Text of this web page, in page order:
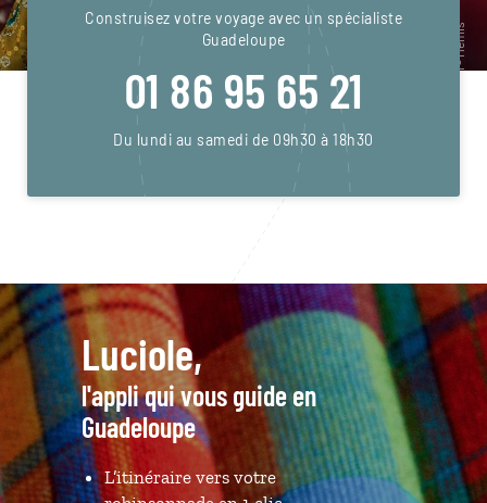
Construisez votre voyage avec un spécialiste
Guadeloupe
01 86 95 65 21
Du lundi au samedi de 09h30 à 18h30
Luciole,
l'appli qui vous guide en
Guadeloupe
L’itinéraire vers votre